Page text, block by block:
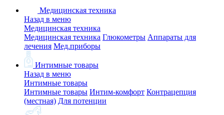
Медицинская техника
Назад в меню
Медицинская техника
Медицинская техника Глюкометры Аппараты для
лечения Мед.приборы
Интимные товары
Назад в меню
Интимные товары
Интимные товары Интим-комфорт Контрацепция
(местная) Для потенции